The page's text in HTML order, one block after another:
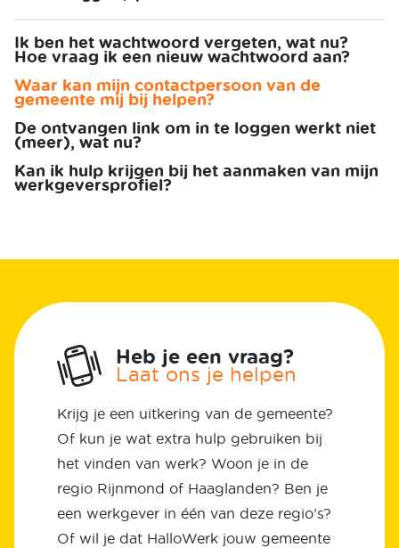
Ik ben het wachtwoord vergeten, wat nu?
Hoe vraag ik een nieuw wachtwoord aan?
Waar kan mijn contactpersoon van de
gemeente mij bij helpen?
De ontvangen link om in te loggen werkt niet
(meer), wat nu?
Kan ik hulp krijgen bij het aanmaken van mijn
werkgeversprofiel?
Heb je een vraag?
Laat ons je helpen
Krijg je een uitkering van de gemeente?
Of kun je wat extra hulp gebruiken bij
het vinden van werk? Woon je in de
regio Rijnmond of Haaglanden? Ben je
een werkgever in één van deze regio’s?
Of wil je dat HalloWerk jouw gemeente